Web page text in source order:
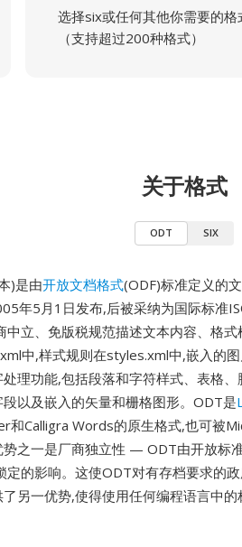
选择six或任何其他你需要的格
（支持超过200种格式）
关于格式
ODT SIX
)是由开放文档格式(ODF)标准定义的
年5月1日发布,后被采纳为国际标准
中立、免版税规范描述文本内容、格
中,样式规则在styles.xml中,嵌入的
理功能,包括段落和字符样式、表格
以及嵌入的矢量和栅格图形。ODT是
和Calligra Words的原生格式,也可被
势之一是厂商独立性 — ODT由开放标
定的影响。这使ODT对有存档要求的
另一优势,使得使用任何编程语言中